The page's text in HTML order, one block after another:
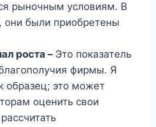
рыночным условиям. В
они были приобретены
роста – Это показатель
фирмы. Я
образец; это может
оценить свои